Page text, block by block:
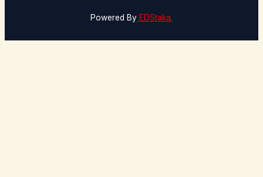
Powered By EDStaka.